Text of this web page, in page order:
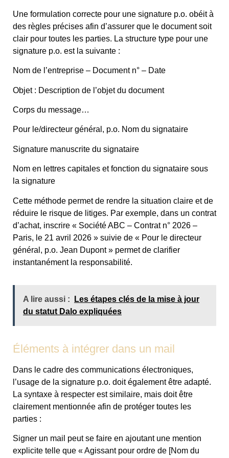
Une formulation correcte pour une signature p.o. obéit à
des règles précises afin d’assurer que le document soit
clair pour toutes les parties. La structure type pour une
signature p.o. est la suivante :
Nom de l’entreprise – Document n° – Date
Objet : Description de l’objet du document
Corps du message…
Pour le/directeur général, p.o. Nom du signataire
Signature manuscrite du signataire
Nom en lettres capitales et fonction du signataire sous
la signature
Cette méthode permet de rendre la situation claire et de
réduire le risque de litiges. Par exemple, dans un contrat
d’achat, inscrire « Société ABC – Contrat n° 2026 –
Paris, le 21 avril 2026 » suivie de « Pour le directeur
général, p.o. Jean Dupont » permet de clarifier
instantanément la responsabilité.
A lire aussi :
Les étapes clés de la mise à jour
du statut Dalo expliquées
Éléments à intégrer dans un mail
Dans le cadre des communications électroniques,
l’usage de la signature p.o. doit également être adapté.
La syntaxe à respecter est similaire, mais doit être
clairement mentionnée afin de protéger toutes les
parties :
Signer un mail peut se faire en ajoutant une mention
explicite telle que « Agissant pour ordre de [Nom du